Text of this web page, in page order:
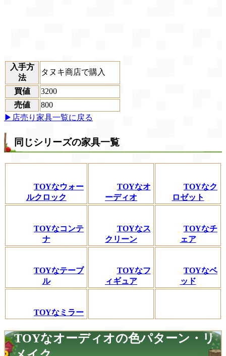
入手方
法
タヌキ商店で購入
買値
3200
売値
800
▶店売り家具一覧に戻る
同じシリーズの家具一覧
TOYなウォー
ルクロック
TOYなオ
ーディオ
TOYなク
ロゼット
TOYなコンテ
ナ
TOYなス
クリーン
TOYなチ
ェア
TOYなテーブ
ル
TOYなフ
ィギュア
TOYなベ
ッド
TOYなミラー
TOYなオーディオの色パターン・リ